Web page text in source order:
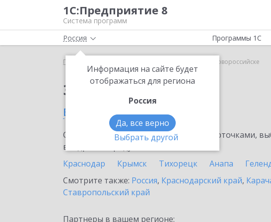
1С:Предприятие 8
Система программ
Россия
Информация на сайте будет
отображаться для региона
Россия
Да, все верно
Выбрать другой
Программы 1С
Главная 1С:АУСН в Новороссийске
Заказать 1С:АУСН
в Новороссийске
Ознакомьтесь с информационными карточками,
внедрение продукта.
Краснодар
Крымск Тихорецк Анапа
Смотрите также: Россия, Краснодарский край,
Ставропольский край
Партнеры в вашем регионе: